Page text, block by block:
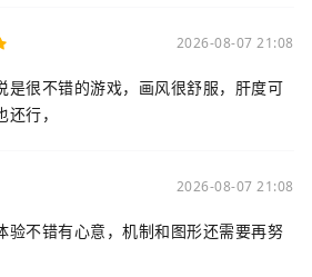
2026-08-07 21:08
是很不错的游戏，画风很舒服，肝度可
行，
2026-08-07 21:08
验不错有心意，机制和图形还需要再努